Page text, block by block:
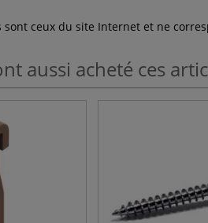
sont ceux du site Internet et ne
aussi acheté ces